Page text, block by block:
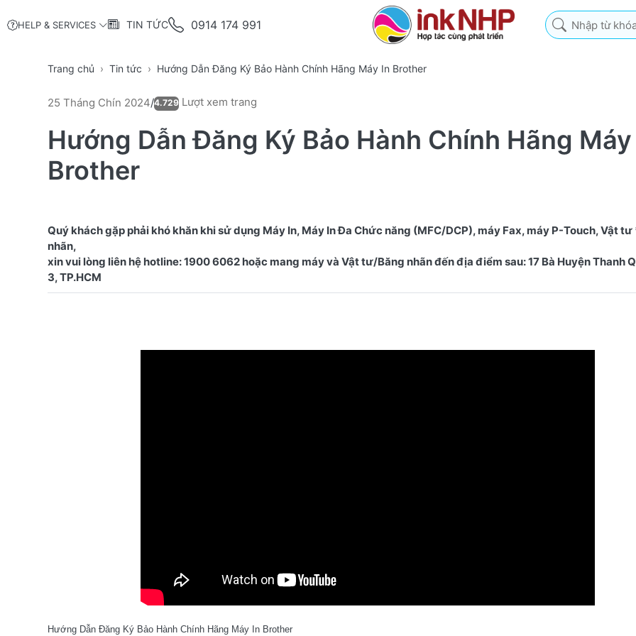
HELP & SERVICES TIN TỨC 0914 174 991
Nhập từ khóa tìm
Trang chủ Tin tức Hướng Dẫn Đăng Ký Bảo Hành Chính Hãng Máy In Brother
25 Tháng Chín 2024/4.729 Lượt xem trang
Hướng Dẫn Đăng Ký Bảo Hành Chính Hãng
Brother
Quý khách gặp phải khó khăn khi sử dụng Máy In, Máy In Đa Chức năng (MFC/DCP), máy Fax, máy P-Touch, Vật tư
nhãn,
xin vui lòng liên hệ hotline: 1900 6062 hoặc mang máy và Vật tư/Băng nhãn đến địa điểm sau: 17 Bà Huyện Thanh
Hướng Dẫn Đăng Ký Bảo Hành Chính Hãng Máy In Brother